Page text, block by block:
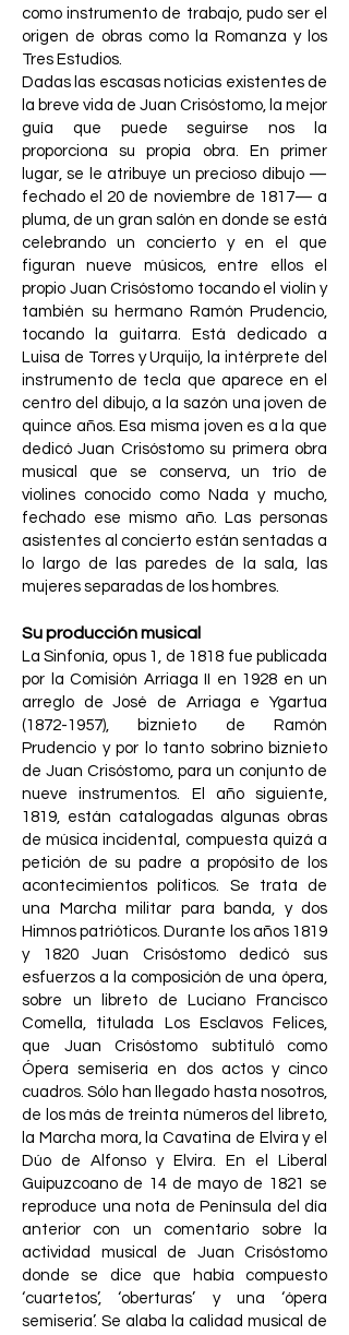
como instrumento de trabajo, pudo ser el
origen de obras como la Romanza y los
Tres Estudios.
Dadas las escasas noticias existentes de
la breve vida de Juan Crisóstomo, la mejor
guía que puede seguirse nos la
proporciona su propia obra. En primer
lugar, se le atribuye un precioso dibujo —
fechado el 20 de noviembre de 1817— a
pluma, de un gran salón en donde se está
celebrando un concierto y en el que
figuran nueve músicos, entre ellos el
propio Juan Crisóstomo tocando el violín y
también su hermano Ramón Prudencio,
tocando la guitarra. Está dedicado a
Luisa de Torres y Urquijo, la intérprete del
instrumento de tecla que aparece en el
centro del dibujo, a la sazón una joven de
quince años. Esa misma joven es a la que
dedicó Juan Crisóstomo su primera obra
musical que se conserva, un trío de
violines conocido como Nada y mucho,
fechado ese mismo año. Las personas
asistentes al concierto están sentadas a
lo largo de las paredes de la sala, las
mujeres separadas de los hombres.
Su producción musical
La Sinfonía, opus 1, de 1818 fue publicada
por la Comisión Arriaga II en 1928 en un
arreglo de José de Arriaga e Ygartua
(1872-1957), biznieto de Ramón
Prudencio y por lo tanto sobrino biznieto
de Juan Crisóstomo, para un conjunto de
nueve instrumentos. El año siguiente,
1819, están catalogadas algunas obras
de música incidental, compuesta quizá a
petición de su padre a propósito de los
acontecimientos políticos. Se trata de
una Marcha militar para banda, y dos
Himnos patrióticos. Durante los años 1819
y 1820 Juan Crisóstomo dedicó sus
esfuerzos a la composición de una ópera,
sobre un libreto de Luciano Francisco
Comella, titulada Los Esclavos Felices,
que Juan Crisóstomo subtituló como
Ópera semiseria en dos actos y cinco
cuadros. Sólo han llegado hasta nosotros,
de los más de treinta números del libreto,
la Marcha mora, la Cavatina de Elvira y el
Dúo de Alfonso y Elvira. En el Liberal
Guipuzcoano de 14 de mayo de 1821 se
reproduce una nota de Península del día
anterior con un comentario sobre la
actividad musical de Juan Crisóstomo
donde se dice que había compuesto
‘cuartetos’, ‘oberturas’ y una ‘ópera
semiseria’. Se alaba la calidad musical de